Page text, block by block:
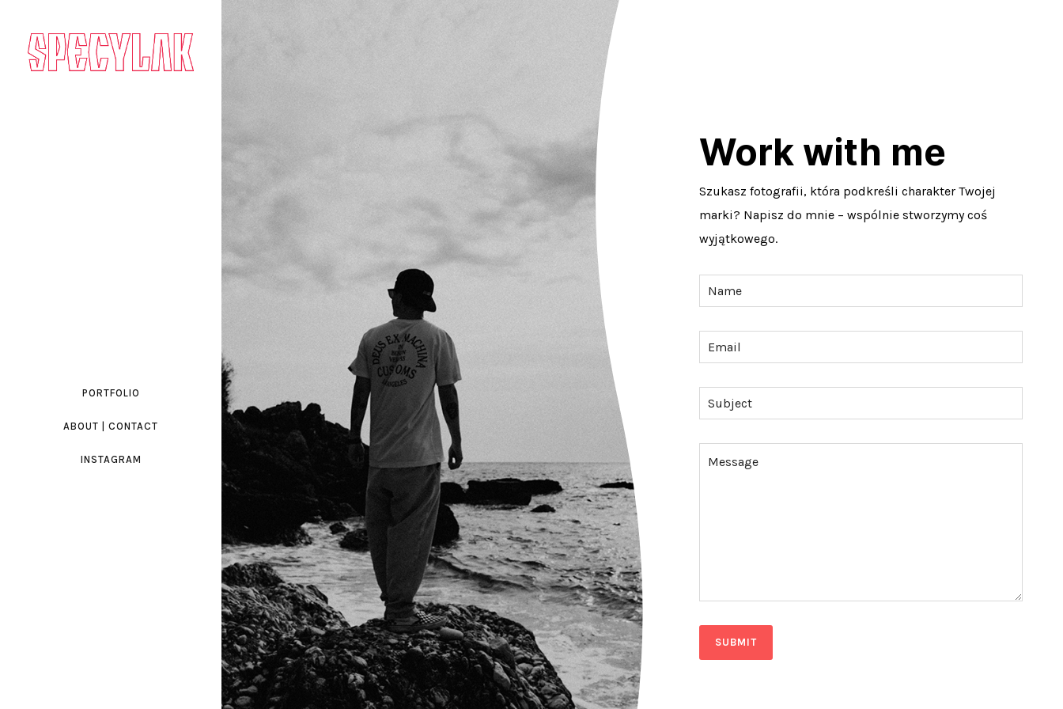
PORTFOLIO
ABOUT | CONTACT
INSTAGRAM
Work with me
Szukasz fotografii, która podkreśli charakter Twojej
marki? Napisz do mnie – wspólnie stworzymy coś
wyjątkowego.